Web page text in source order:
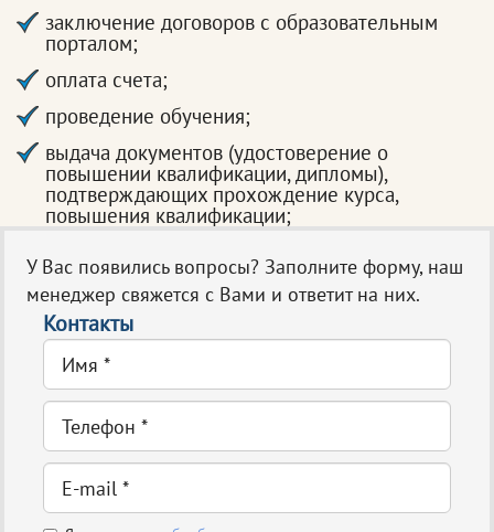
заключение договоров с образовательным
порталом;
оплата счета;
проведение обучения;
выдача документов (удостоверение о
повышении квалификации, дипломы),
подтверждающих прохождение курса,
повышения квалификации;
У Вас появились вопросы? Заполните форму, наш
менеджер свяжется с Вами и ответит на них.
Контакты